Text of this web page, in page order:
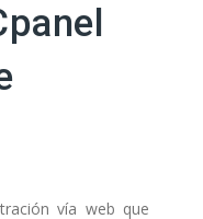
vía web que